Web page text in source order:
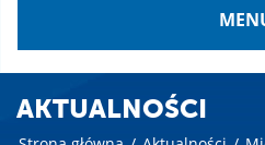
AKTUALNOŚCI